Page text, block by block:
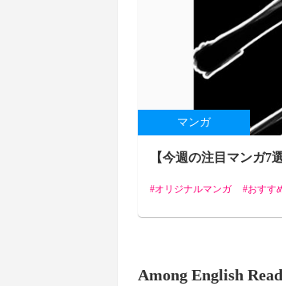
マンガ
【今週の注目マンガ7
オリジナルマンガ おすす
Among English